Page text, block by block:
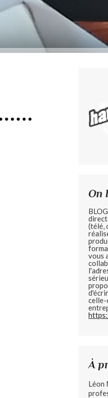
On
(télé,
vous
celle-
À
Léon